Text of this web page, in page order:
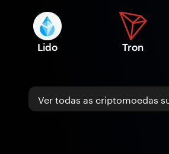
Lido Tron
Ver todas as criptomoedas